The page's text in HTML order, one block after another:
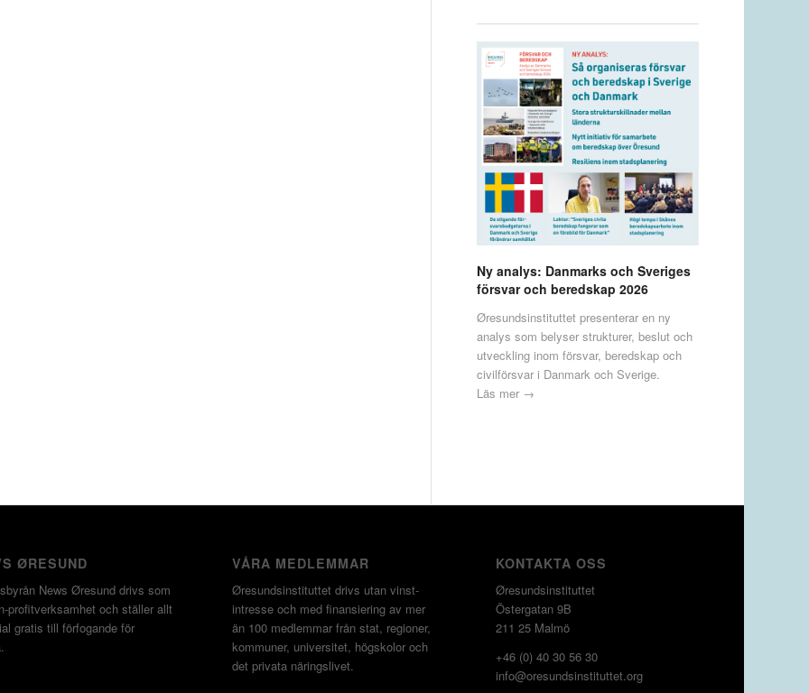
Ny analys: Danmarks och Sveriges
försvar och beredskap 2026
Øresundsinstituttet presenterar en ny
analys som belyser strukturer, beslut och
utveckling inom försvar, beredskap och
civilförsvar i Danmark och Sverige.
Läs mer →
ØRESUND
News Øresund drivs som
profitverksamhet och ställer allt
gratis till förfogande för
VÅRA MEDLEMMAR
Øresundsinstituttet drivs utan vinst­
intresse och med finansiering av mer
än 100 medlemmar från stat, regioner,
kommuner, universitet, högskolor och
det privata näringslivet.
KONTAKTA OSS
Øresundsinstituttet
Östergatan 9B
211 25 Malmö
+46 (0) 40 30 56 30
info@oresundsinstituttet.org